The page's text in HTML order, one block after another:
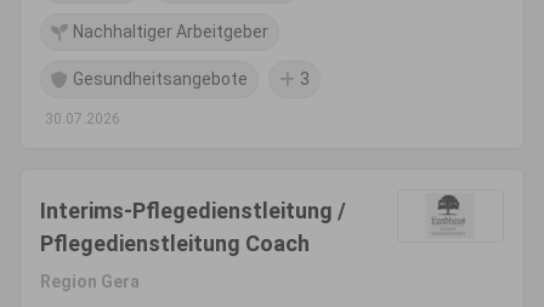
Nachhaltiger Arbeitgeber
Gesundheitsangebote 3
30.07.2026
Interims-Pflegedienstleitung /
Pflegedienstleitung Coach
Region Gera